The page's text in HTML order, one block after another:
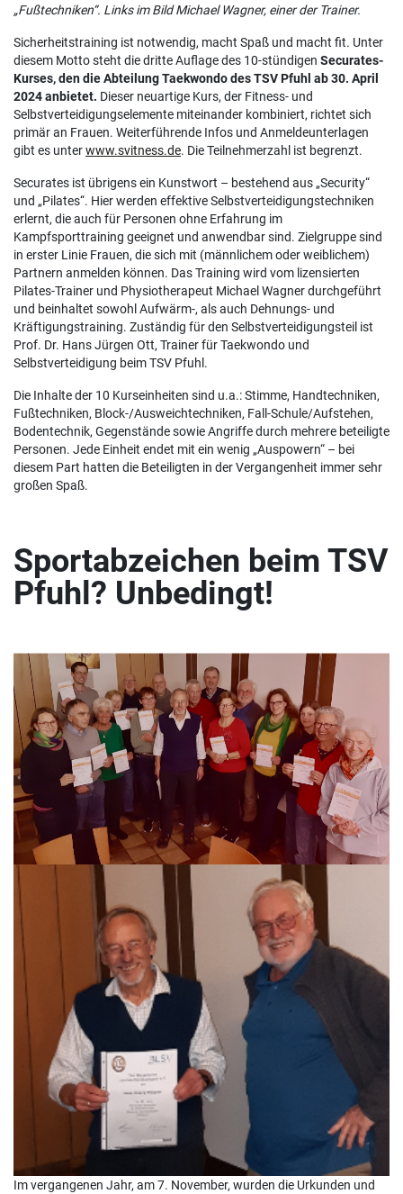
„Fußtechniken“. Links im Bild Michael Wagner, einer der Trainer.
Sicherheitstraining ist notwendig, macht Spaß und macht fit. Unter
diesem Motto steht die dritte Auflage des 10-stündigen Securates-
Kurses, den die Abteilung Taekwondo des TSV Pfuhl ab 30. April
2024 anbietet. Dieser neuartige Kurs, der Fitness- und
Selbstverteidigungselemente miteinander kombiniert, richtet sich
primär an Frauen. Weiterführende Infos und Anmeldeunterlagen
gibt es unterwww.svitness.de. Die Teilnehmerzahl ist begrenzt.
Securates ist übrigens ein Kunstwort – bestehend aus „Security“
und „Pilates“. Hier werden effektive Selbstverteidigungstechniken
erlernt, die auch für Personen ohne Erfahrung im
Kampfsporttraining geeignet und anwendbar sind. Zielgruppe sind
in erster Linie Frauen, die sich mit (männlichem oder weiblichem)
Partnern anmelden können. Das Training wird vom lizensierten
Pilates-Trainer und Physiotherapeut Michael Wagner durchgeführt
und beinhaltet sowohl Aufwärm-, als auch Dehnungs- und
Kräftigungstraining. Zuständig für den Selbstverteidigungsteil ist
Prof. Dr. Hans Jürgen Ott, Trainer für Taekwondo und
Selbstverteidigung beim TSV Pfuhl.
Die Inhalte der 10 Kurseinheiten sind u.a.: Stimme, Handtechniken,
Fußtechniken, Block-/Ausweichtechniken, Fall-Schule/Aufstehen,
Bodentechnik, Gegenstände sowie Angriffe durch mehrere beteiligte
Personen. Jede Einheit endet mit ein wenig „Auspowern“ – bei
diesem Part hatten die Beteiligten in der Vergangenheit immer sehr
großen Spaß.
Sportabzeichen beim TSV
Pfuhl? Unbedingt!
Im vergangenen Jahr, am 7. November, wurden die Urkunden und